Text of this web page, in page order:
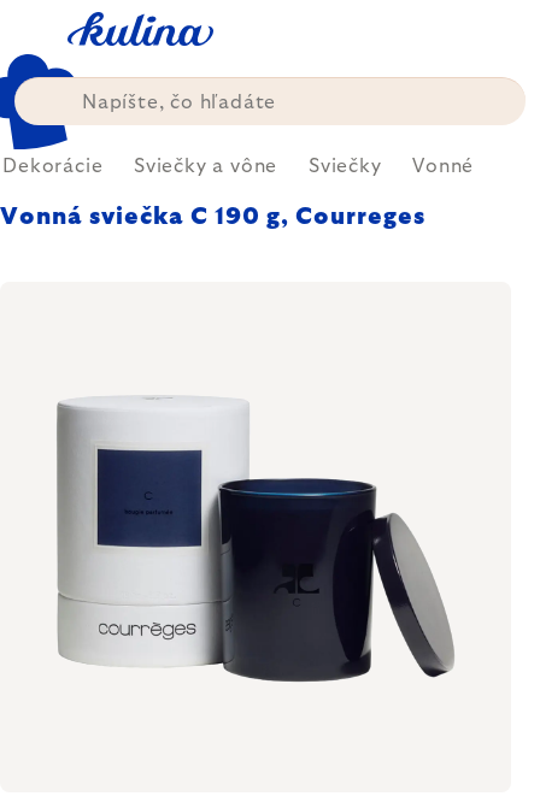
obsah
Dekorácie Sviečky a vône Sviečky Vonné
Vonná sviečka C 190 g, Courreges